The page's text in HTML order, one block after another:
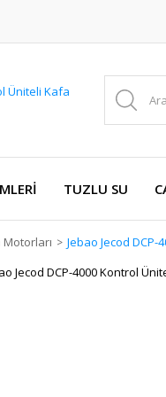
TUZLU SU
Jebao Jecod